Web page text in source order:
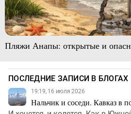
Пляжи Анапы: открытые и
ПОСЛЕДНИЕ ЗАПИСИ В БЛОГАХ
19:19, 16 июля 2026
Нальчик и соседи. Кавказ в